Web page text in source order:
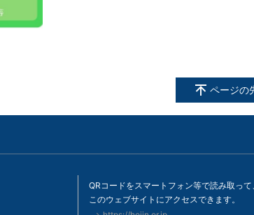
ページの
QRコードをスマートフォン等で読み取って
このウェブサイトにアクセスできます。